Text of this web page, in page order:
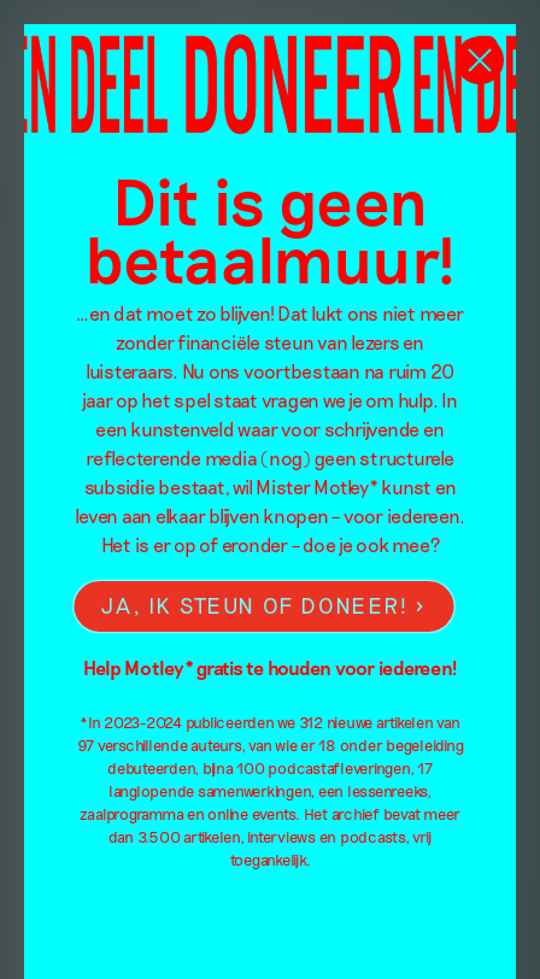
Dit is geen
betaalmuur!
…en dat moet zo blijven! Dat lukt ons niet meer
zonder financiële steun van lezers en
luisteraars. Nu ons voortbestaan na ruim 20
jaar op het spel staat vragen we je om hulp. In
een kunstenveld waar voor schrijvende en
reflecterende media (nog) geen structurele
subsidie bestaat, wil Mister Motley* kunst en
leven aan elkaar blijven knopen – voor iedereen.
Het is er op of eronder – doe je ook mee?
JA, IK STEUN OF DONEER!
Help Motley* gratis te houden voor iedereen!
*In 2023-2024 publiceerden we 312 nieuwe artikelen van
97 verschillende auteurs, van wie er 18 onder begeleiding
debuteerden, bijna 100 podcastafleveringen, 17
langlopende samenwerkingen, een lessenreeks,
zaalprogramma en online events. Het archief bevat meer
dan 3.500 artikelen, interviews en podcasts, vrij
toegankelijk.